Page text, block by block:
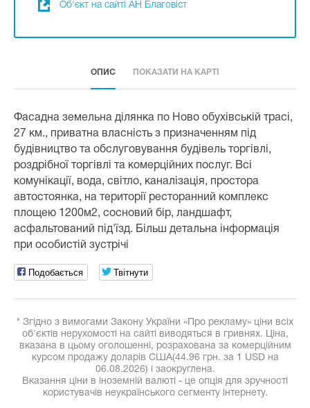
Об'єкт на сайті АН Благовіст
ОПИС ПОКАЗАТИ НА КАРТІ
Фасадна земельна ділянка по Ново обухівській трасі,
27 км., приватна власність з призначенням під
будівництво та обслуговування будівель торгівлі,
роздрібної торгівлі та комерційних послуг. Всі
комунікації, вода, світло, каналізація, простора
автостоянка, на території ресторанний комплекс
площею 1200м2, сосновий бір, ландшафт,
асфальтований під'їзд. Більш детальна інформація
при особистій зустрічі
Подобається Твітнути
* Згідно з вимогами Закону України «Про рекламу» ціни всіх
об'єктів нерухомості на сайті виводяться в гривнях. Ціна,
вказана в цьому оголошенні, розрахована за комерційним
курсом продажу доларів США(44.96 грн. за 1 USD на
06.08.2026) і заокруглена.
Вказання ціни в іноземній валюті - це опція для зручності
користувачів неукраїнського сегменту інтернету.